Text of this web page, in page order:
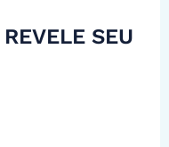
REVELE SEU